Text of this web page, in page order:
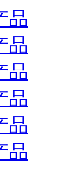
品
品
品
品
品
品